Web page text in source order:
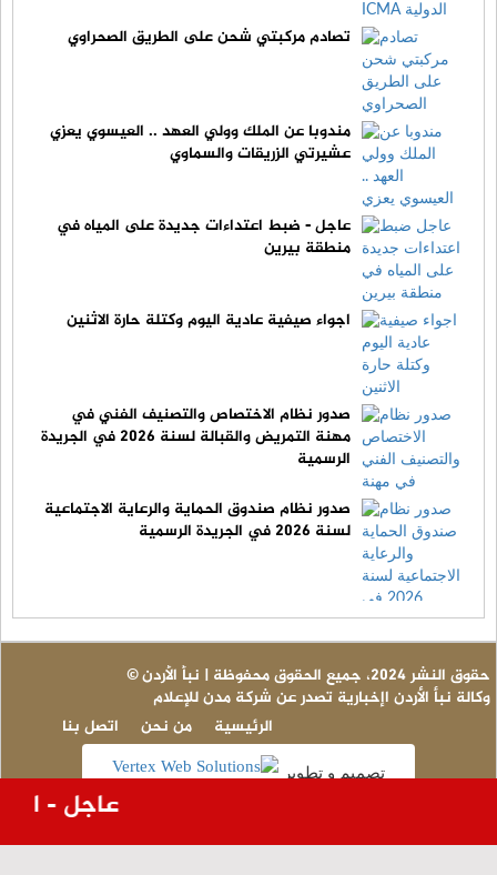
تصادم مركبتي شحن على الطريق الصحراوي
مندوبا عن الملك وولي العهد .. العيسوي يعزي
عشيرتي الزريقات والسماوي
عاجل - ضبط اعتداءات جديدة على المياه في
منطقة بيرين
اجواء صيفية عادية اليوم وكتلة حارة الاثنين
صدور نظام الاختصاص والتصنيف الفني في
مهنة التمريض والقبالة لسنة 2026 في الجريدة
الرسمية
صدور نظام صندوق الحماية والرعاية الاجتماعية
لسنة 2026 في الجريدة الرسمية
عاجل -
© حقوق النشر 2024، جميع الحقوق محفوظة | نبأ الأردن
وكالة نبأ الأردن اإخبارية تصدر عن شركة مدن للإعلام
اتصل بنا
من نحن الرئيسية
تصميم و تطوير